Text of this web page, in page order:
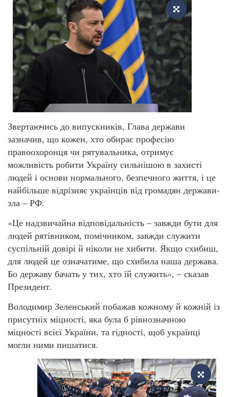
Звертаючись до випускників, Глава держави
зазначив, що кожен, хто обирає професію
правоохоронця чи рятувальника, отримує
можливість робити Україну сильнішою в захисті
людей і основи нормального, безпечного життя, і це
найбільше відрізняє українців від громадян держави-
зла – РФ.
«Це надзвичайна відповідальність – завжди бути для
людей рятівником, помічником, завжди служити
суспільній довірі й ніколи не хибити. Якщо схибиш,
для людей це означатиме, що схибила наша держава.
Бо державу бачать у тих, хто їй служить», – сказав
Президент.
Володимир Зеленський побажав кожному й кожній із
присутніх міцності, яка була б рівнозначною
міцності всієї України, та гідності, щоб українці
могли ними пишатися.